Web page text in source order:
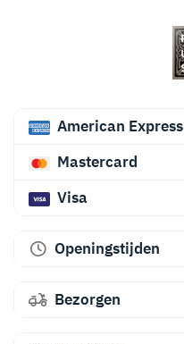
American Express
Mastercard
Visa
Openingstijden
Bezorgen